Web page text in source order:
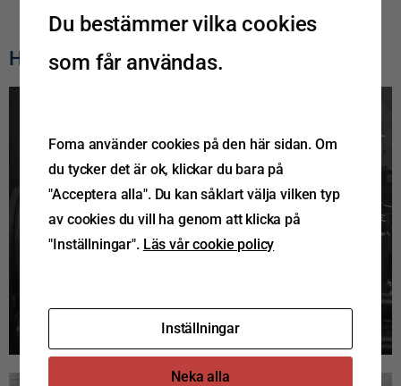
Historiska bilder
Du bestämmer vilka cookies
som får användas.
Foma använder cookies på den här sidan. Om
du tycker det är ok, klickar du bara på
"Acceptera alla". Du kan såklart välja vilken typ
av cookies du vill ha genom att klicka på
"Inställningar". Läs vår cookie policy
Inställningar
Neka alla